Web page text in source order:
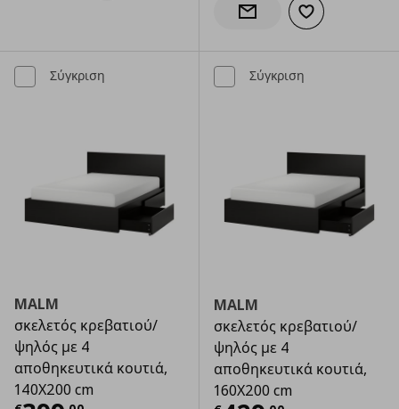
Ενημέρωση διαθεσιμότητας
Προσθήκη στα
Σύγκριση
MALM
σκελετός κρεβατιού/
ψηλός με 4
αποθηκευτικά κουτιά,
140X200 cm
Σύγκριση
MALM
σκελετός κρεβατιού/
ψηλός με 4
αποθηκευτικά κουτιά,
160X200 cm